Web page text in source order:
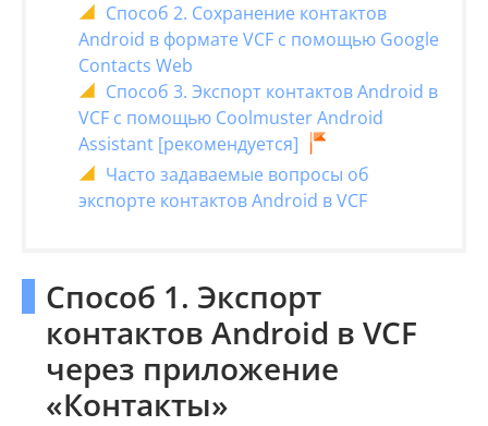
Способ 2. Сохранение контактов
Android в формате VCF с помощью Google
Contacts Web
Способ 3. Экспорт контактов Android в
VCF с помощью Coolmuster Android
Assistant [рекомендуется]
Часто задаваемые вопросы об
экспорте контактов Android в VCF
Способ 1. Экспорт
контактов Android в VCF
через приложение
«Контакты»